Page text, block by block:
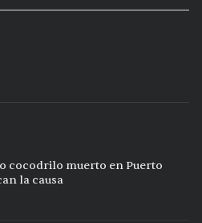
cocodrilo muerto en Puerto
la causa